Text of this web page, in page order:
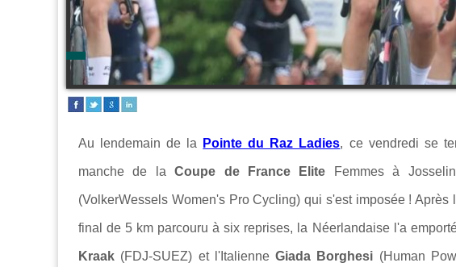
Au lendemain de la Pointe du Raz Ladies, ce vendredi se
manche de laCoupe de France Elite Femmes à
(VolkerWessels Women's Pro Cycling) qui s'est imposée !
final de 5 km parcouru à six reprises, la Néerlandaise l'a
Kraak (FDJ-SUEZ) et l'ItalienneGiada Borghesi (Human